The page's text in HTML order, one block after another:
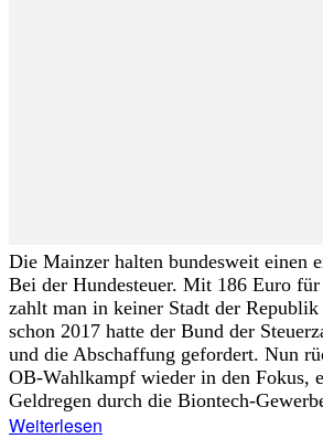
Die Mainzer halten bundesweit einen
Bei der Hundesteuer. Mit 186 Euro für
zahlt man in keiner Stadt der
schon 2017 hatte der Bund der
und die Abschaffung gefordert. Nun
OB-Wahlkampf wieder in den Fokus,
Geldregen durch die Biontech-
Weiterlesen